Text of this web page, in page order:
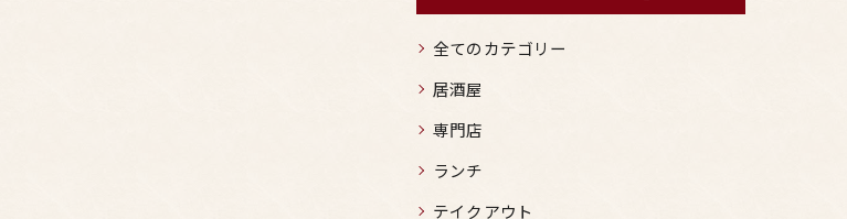
全てのカテゴリー
居酒屋
専門店
ランチ
テイクアウト